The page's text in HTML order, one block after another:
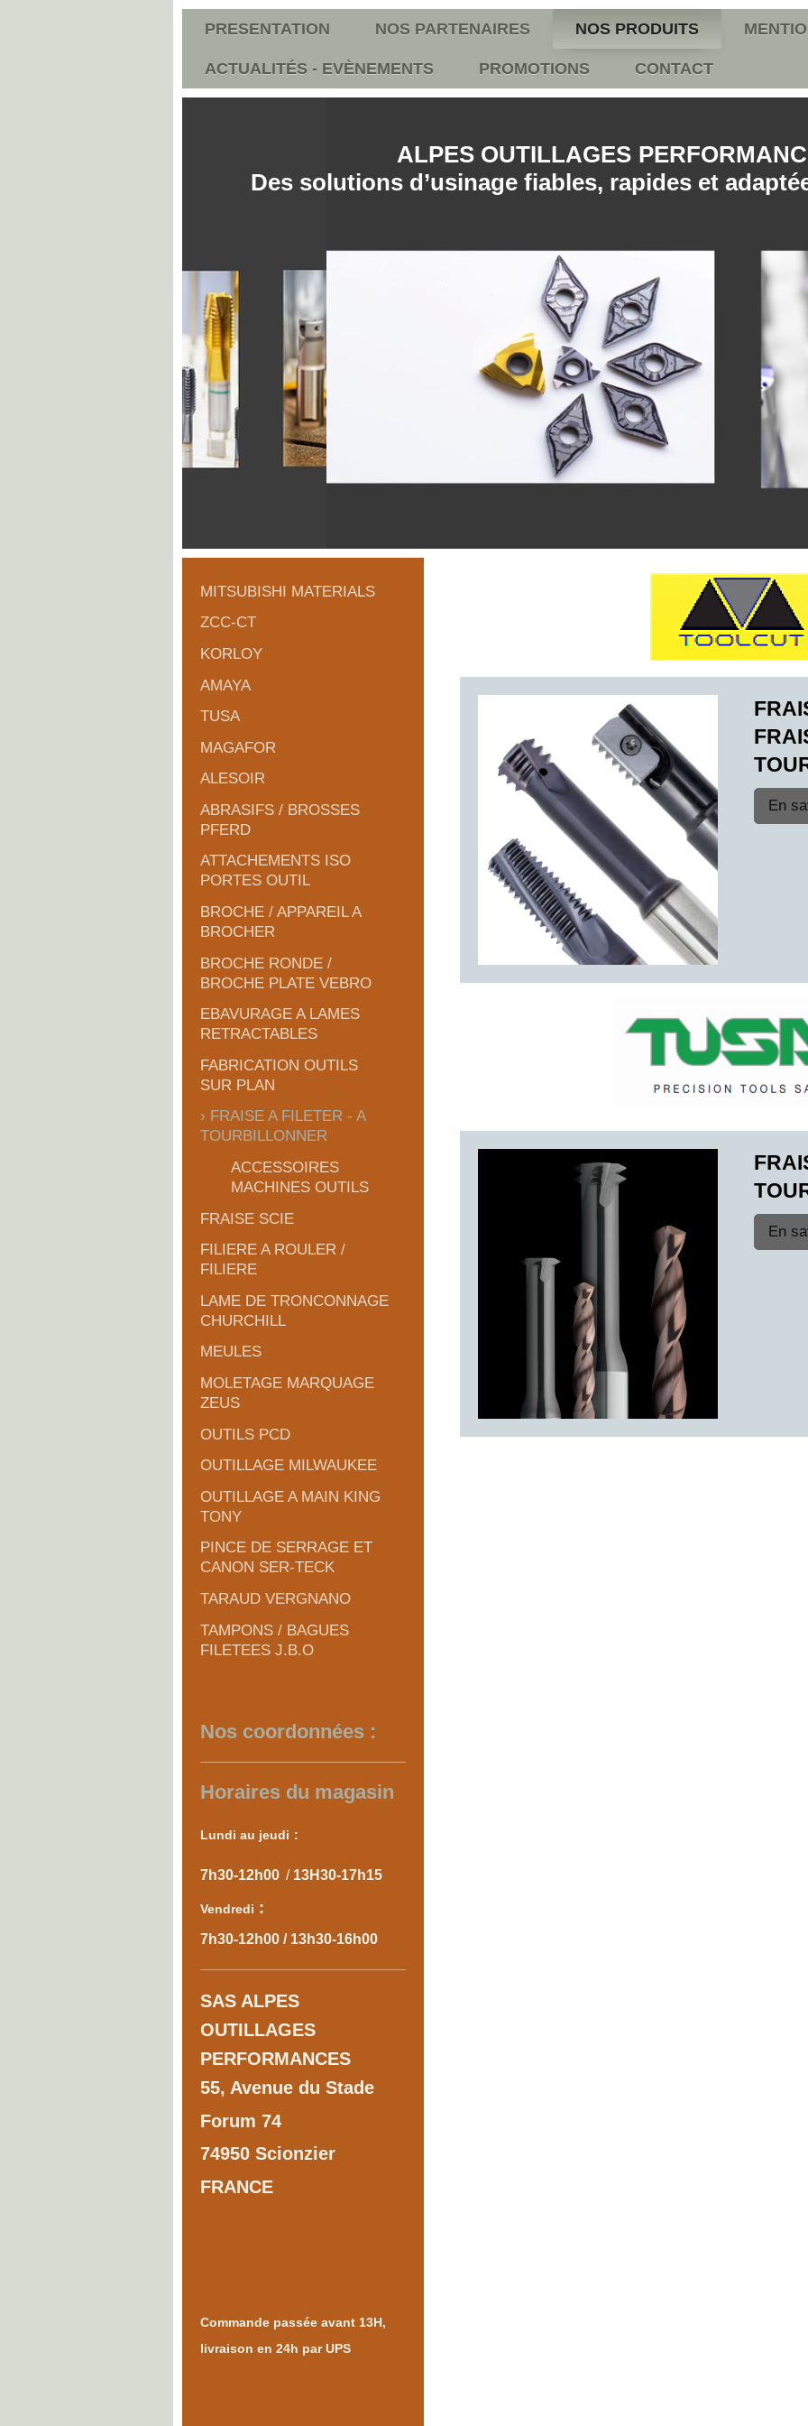
PRESENTATION NOS PARTENAIRES NOS PRODUITS
ACTUALITÉS - EVÈNEMENTS PROMOTIONS CONTACT
ALPES OUTILLAGES
Des solutions d’usinage fiables, rapides et
En
En
MITSUBISHI MATERIALS
ZCC-CT
KORLOY
AMAYA
TUSA
MAGAFOR
ALESOIR
ABRASIFS / BROSSES
PFERD
ATTACHEMENTS ISO
PORTES OUTIL
BROCHE / APPAREIL A
BROCHER
BROCHE RONDE /
BROCHE PLATE VEBRO
EBAVURAGE A LAMES
RETRACTABLES
FABRICATION OUTILS
SUR PLAN
FRAISE A FILETER - A
TOURBILLONNER
ACCESSOIRES
MACHINES OUTILS
FRAISE SCIE
FILIERE A ROULER /
FILIERE
LAME DE TRONCONNAGE
CHURCHILL
MEULES
MOLETAGE MARQUAGE
ZEUS
OUTILS PCD
OUTILLAGE MILWAUKEE
OUTILLAGE A MAIN KING
TONY
PINCE DE SERRAGE ET
CANON SER-TECK
TARAUD VERGNANO
TAMPONS / BAGUES
FILETEES J.B.O
Nos coordonnées :
Horaires du magasin
Lundi au je​udi :
7h30-12h00 / 13H30-17h15
Vendredi :
7h30-12h00 / 13h30-16h00
SAS ALPES
OUTILLAGES
PERFORMANCES
55, Avenue du Stade
Forum 74
74950 Scionzier
FRANCE
Commande passée avant 13H,
livraison en 24h par UPS